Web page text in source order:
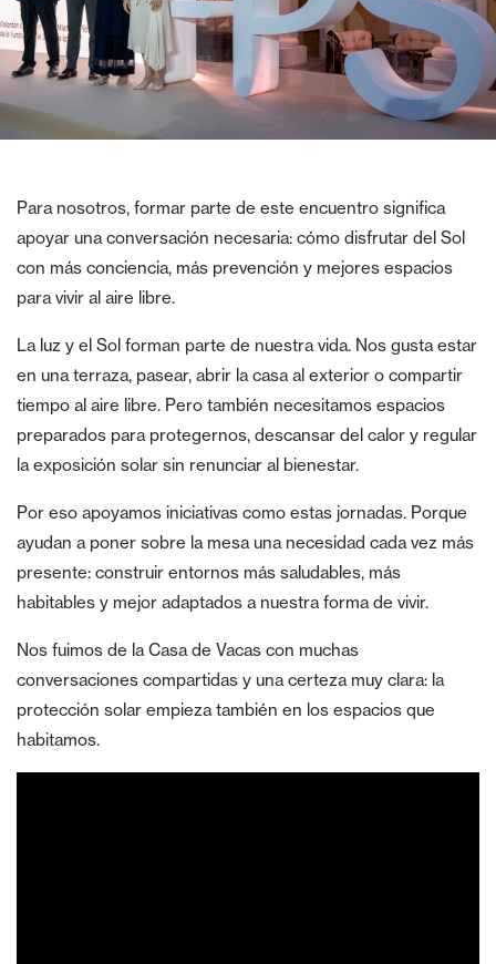
Para nosotros, formar parte de este encuentro significa
apoyar una conversación necesaria: cómo disfrutar del Sol
con más conciencia, más prevención y mejores espacios
para vivir al aire libre.
La luz y el Sol forman parte de nuestra vida. Nos gusta estar
en una terraza, pasear, abrir la casa al exterior o compartir
tiempo al aire libre. Pero también necesitamos espacios
preparados para protegernos, descansar del calor y regular
la exposición solar sin renunciar al bienestar.
Por eso apoyamos iniciativas como estas jornadas. Porque
ayudan a poner sobre la mesa una necesidad cada vez más
presente: construir entornos más saludables, más
habitables y mejor adaptados a nuestra forma de vivir.
Nos fuimos de la Casa de Vacas con muchas
conversaciones compartidas y una certeza muy clara: la
protección solar empieza también en los espacios que
habitamos.